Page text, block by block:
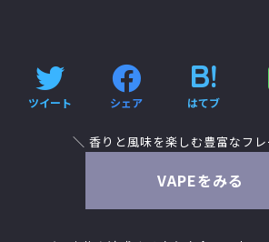
ツイート シェア はてブ
＼ 香りと風味を楽しむ豊富なフ
VAPEをみる